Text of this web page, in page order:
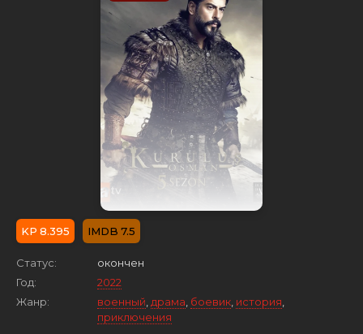
8.395 7.5
Статус:
окончен
Год:
2022
Жанр:
военный драма боевик история
приключения